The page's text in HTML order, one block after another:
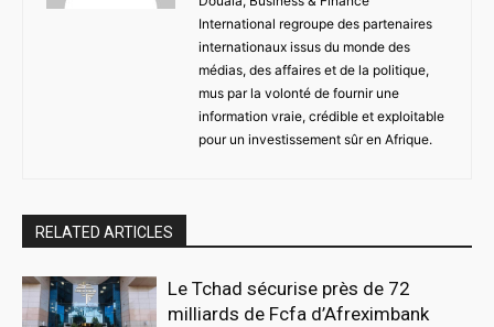
International regroupe des partenaires
internationaux issus du monde des
médias, des affaires et de la politique,
mus par la volonté de fournir une
information vraie, crédible et exploitable
pour un investissement sûr en Afrique.
RELATED ARTICLES
Le Tchad sécurise près de 72
milliards de Fcfa d’Afreximbank